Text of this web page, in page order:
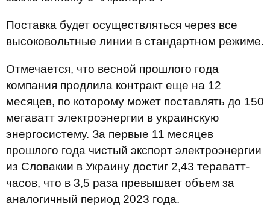
Поставка будет осуществляться через все
высоковольтные линии в стандартном режиме.
Отмечается, что весной прошлого года
компания продлила контракт еще на 12
месяцев, по которому может поставлять до 150
мегаватт электроэнергии в украинскую
энергосистему. За первые 11 месяцев
прошлого года чистый экспорт электроэнергии
из Словакии в Украину достиг 2,43 тераватт-
часов, что в 3,5 раза превышает объем за
аналогичный период 2023 года.